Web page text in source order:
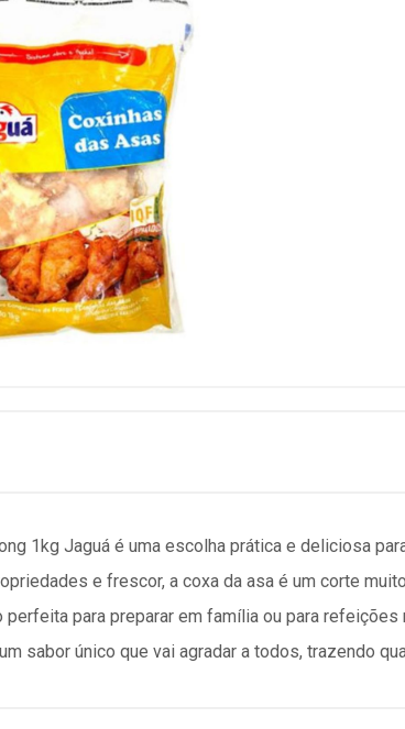
1kg Jaguá é uma escolha prática e deliciosa
e frescor, a coxa da asa é um corte
perfeita para preparar em família ou para
sabor único que vai agradar a todos, trazendo